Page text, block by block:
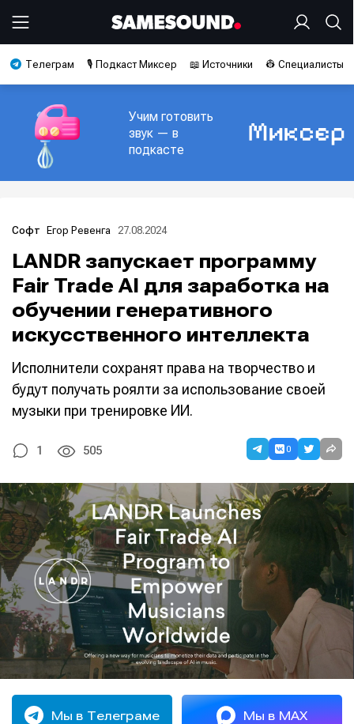
Телеграм 🎙️ Подкаст Миксер 📖 Источники 👷 Специалисты
Учим готовить
звук — в
подкасте
Софт Егор Ревенга 27.08.2024
LANDR запускает программу
Fair Trade AI для заработка на
обучении генеративного
искусственного интеллекта
Исполнители сохранят права на творчество и
будут получать роялти за использование своей
музыки при тренировке ИИ.
1 505 0
Мы в Телеграме Мы в MAX